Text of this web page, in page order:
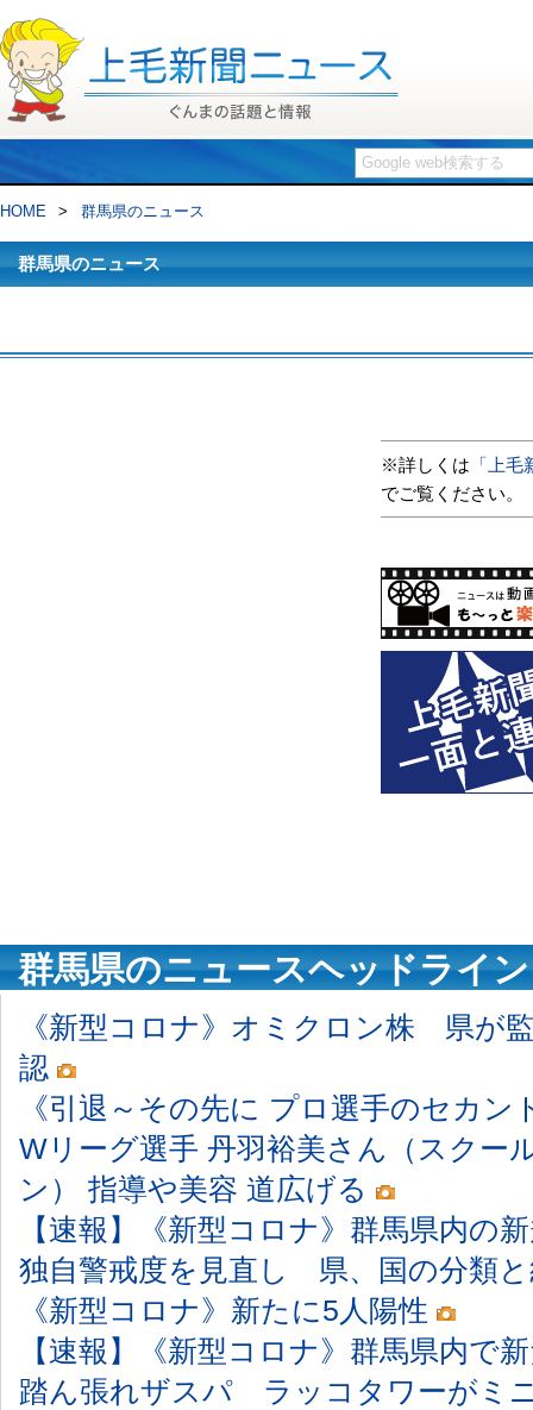
HOME > 群馬県のニュース
群馬県のニュース
※詳しくは 「上
でご覧ください。
群馬県のニュースヘッドライン
《新型コロナ》オミクロン株 県が
認
《引退～その先に プロ選手のセカ
Wリーグ選手 丹羽裕美さん（スクー
ン） 指導や美容 道広げる
【速報】《新型コロナ》群馬県内の
独自警戒度を見直し 県、国の分類
《新型コロナ》新たに5人陽性
【速報】《新型コロナ》群馬県内で
踏ん張れザスパ ラッコタワーがミ